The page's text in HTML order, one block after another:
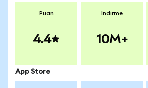
Puan
4.4
İndirme
10M+
App Store